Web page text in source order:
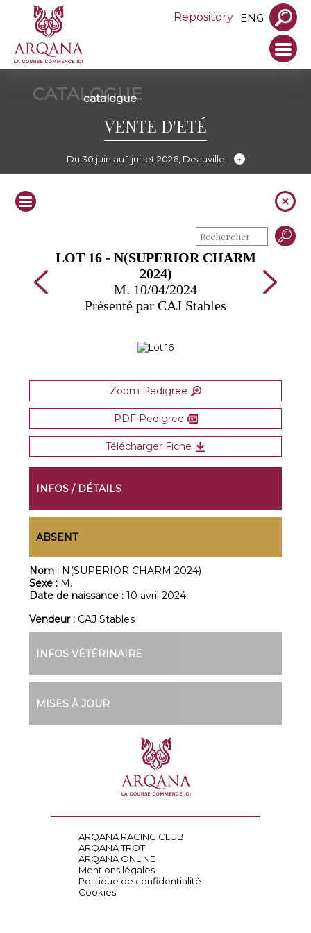
Repository ENG
CATALOGUE
catalogue
VENTE D'ETÉ
Du 30 juin au 1 juillet 2026, Deauville
LOT 16 - N(SUPERIOR CHARM
2024)
M. 10/04/2024
Présenté par CAJ Stables
Zoom Pedigree
PDF Pedigree
Télécharger Fiche
INFOS / DÉTAILS
ABSENT
Nom : N(SUPERIOR CHARM 2024)
Sexe : M.
Date de naissance :10 avril 2024
Vendeur : CAJ Stables
INFOS VÉTÉRINAIRE
MISES À JOUR
ARQANA RACING CLUB
ARQANA TROT
ARQANA ONLINE
Mentions légales
Politique de confidentialité
Cookies